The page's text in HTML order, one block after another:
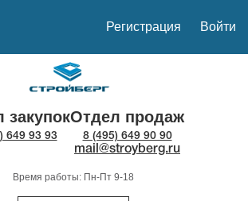
Регистрация Войти
закупок
649 93 93
Отдел продаж
8 (495) 649 90 90
mail@stroyberg.ru
Время работы: Пн-Пт 9-18